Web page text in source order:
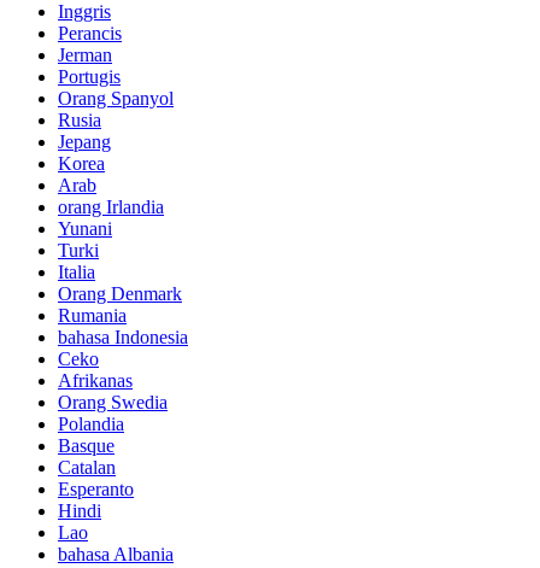
Inggris
Perancis
Jerman
Portugis
Orang Spanyol
Rusia
Jepang
Korea
Arab
orang Irlandia
Yunani
Turki
Italia
Orang Denmark
Rumania
bahasa Indonesia
Ceko
Afrikanas
Orang Swedia
Polandia
Basque
Catalan
Esperanto
Hindi
Lao
bahasa Albania